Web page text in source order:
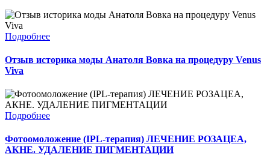
Подробнее
Отзыв историка моды Анатоля Вовка на процедуру Venus
Viva
Подробнее
Фотоомоложение (IPL-терапия) ЛЕЧЕНИЕ РОЗАЦЕА,
АКНЕ. УДАЛЕНИЕ ПИГМЕНТАЦИИ